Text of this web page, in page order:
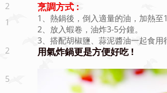
2
1
2
5
烹調方式 :
1、熱鍋後，倒入適量的油，加熱至
2、放入蝦卷，油炸3-5分鐘。
3、搭配胡椒鹽、蒜泥醬油一起食用
用氣炸鍋更是方便好吃 !